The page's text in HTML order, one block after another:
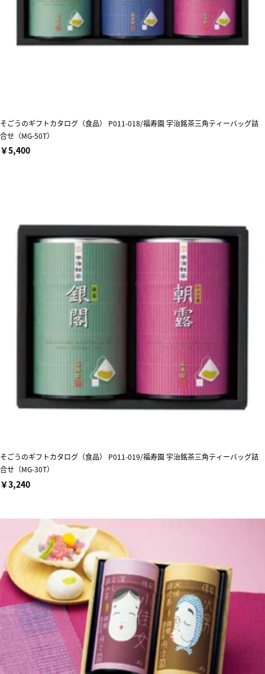
そごうのギフトカタログ（食品） P011-018/福寿園 宇治銘茶三角ティーバッグ詰
合せ（MG-50T）
￥5,400
そごうのギフトカタログ（食品） P011-019/福寿園 宇治銘茶三角ティーバッグ詰
合せ（MG-30T）
￥3,240